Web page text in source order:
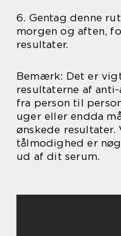
6. Gentag denne
morgen og aften,
resultater.
Bemærk: Det er
resultaterne af
fra person til
uger eller endda
ønskede
tålmodighed er
ud af dit serum.